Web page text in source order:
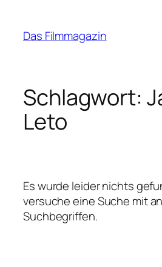
springen
Das Filmmagazin
Schlagwort:
Leto
Es wurde leider nichts
versuche eine Suche mit
Suchbegriffen.